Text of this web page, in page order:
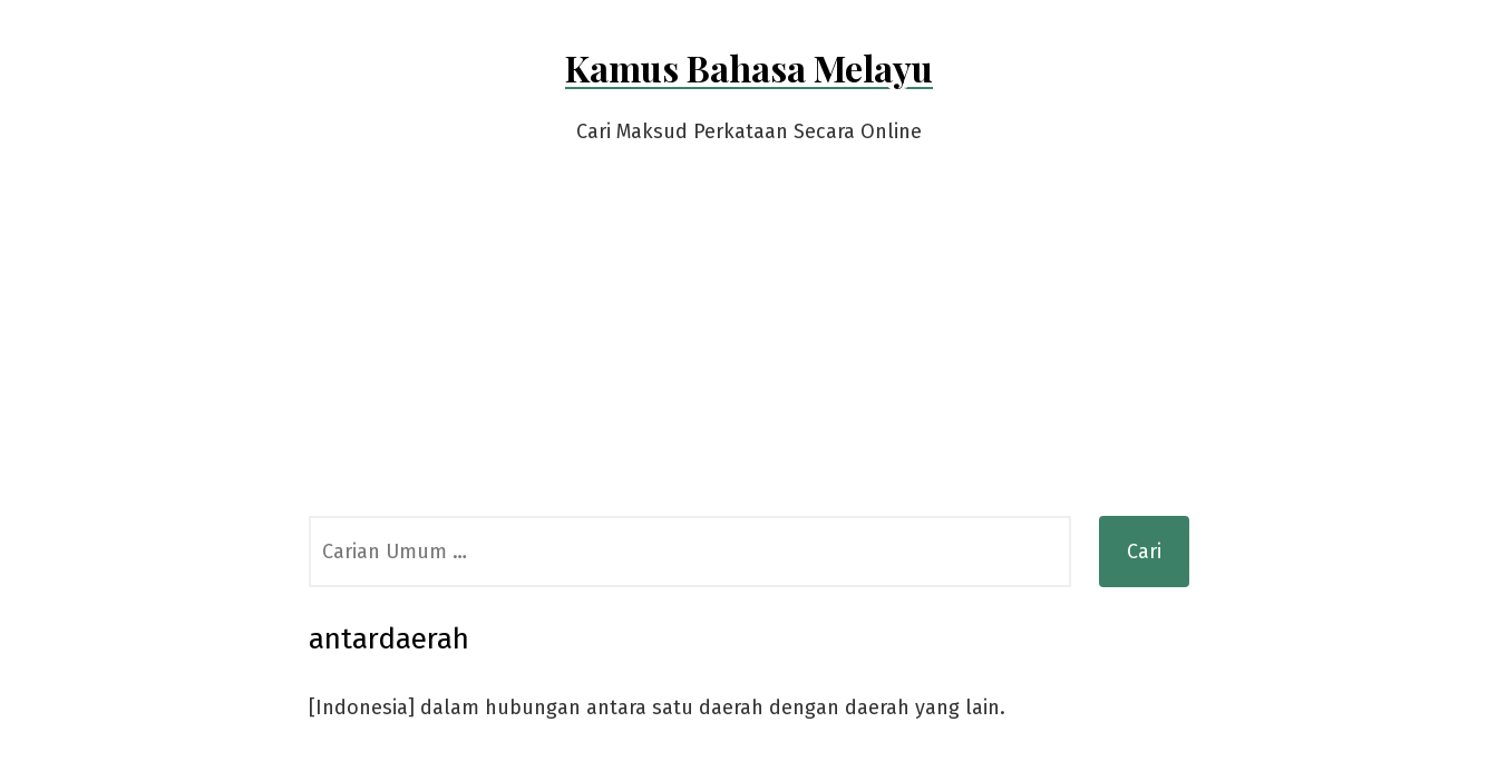
Kamus Bahasa Melayu
Cari Maksud Perkataan Secara Online
for:
antardaerah
[Indonesia] dalam hubungan antara satu daerah dengan daerah yang lain.